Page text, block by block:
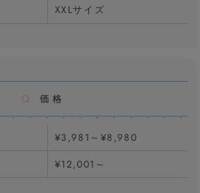
XXLサイズ
¥3,981～¥8,980
¥12,001～